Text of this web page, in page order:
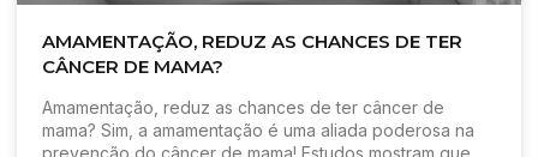
AMAMENTAÇÃO, REDUZ AS CHANCES DE TER
CÂNCER DE MAMA?
Amamentação, reduz as chances de ter câncer de
mama? Sim, a amamentação é uma aliada poderosa na
prevenção do câncer de mama! Estudos mostram que